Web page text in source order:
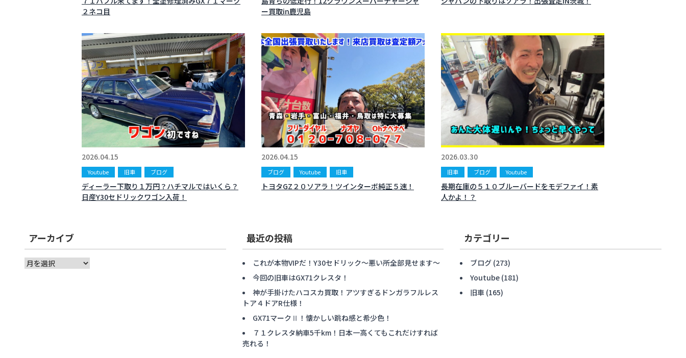
２ネコ目
ー買取in鹿児島
2026.04.15
Youtube 旧車 ブログ
ディーラー下取り１万円？ハチマルではいくら？
日産Y30セドリックワゴン入荷！
2026.04.15
ブログ Youtube 旧車
トヨタGZ２０ソアラ！ツインターボ純正５速！
2026.03.30
旧車 ブログ Youtube
長期在庫の５１０ブルーバードをモデファイ！素
人かよ！？
アーカイブ
ア
最近の投稿
これが本物VIPだ！Y30セドリック〜悪い所全部見せます〜
今回の旧車はGX71クレスタ！
神が手掛けたハコスカ買取！アツすぎるドンガラフルレス
トア４ドアR仕様！
GX71マークⅡ！懐かしい跳ね感と希少色！
７１クレスタ納車5千km！日本一高くてもこれだけすれば
売れる！
カテゴリー
ブログ (273)
Youtube (181)
旧車 (165)